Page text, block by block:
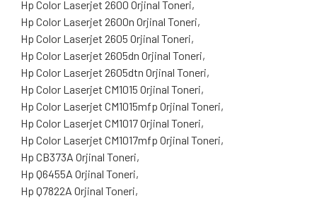
Hp Color Laserjet 2600 Orjinal Toneri,
Hp Color Laserjet 2600n Orjinal Toneri,
Hp Color Laserjet 2605 Orjinal Toneri,
Hp Color Laserjet 2605dn Orjinal Toneri,
Hp Color Laserjet 2605dtn Orjinal Toneri,
Hp Color Laserjet CM1015 Orjinal Toneri,
Hp Color Laserjet CM1015mfp Orjinal Toneri,
Hp Color Laserjet CM1017 Orjinal Toneri,
Hp Color Laserjet CM1017mfp Orjinal Toneri,
Hp CB373A Orjinal Toneri,
Hp Q6455A Orjinal Toneri,
Hp Q7822A Orjinal Toneri,